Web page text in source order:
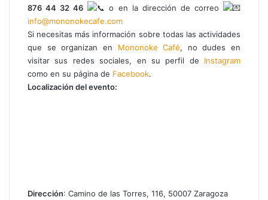
876 44 32 46
o en la dirección de correo
info@mononokecafe.com
Si necesitas más información sobre todas las actividades
que se organizan en Mononoke Café, no dudes en
visitar sus redes sociales, en su perfil de Instagram
como en su página de Facebook.
Localización del evento:
Dirección: Camino de las Torres, 116, 50007 Zaragoza